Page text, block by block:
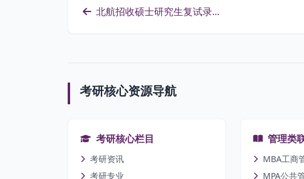
北航招收硕士研究生复试录...
考研核心资源导航
考研核心栏目
考研资讯
考研专业
管理类
MBA工商
MPA公共